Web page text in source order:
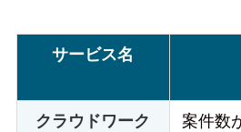
サービス名
クラウドワーク
案件数